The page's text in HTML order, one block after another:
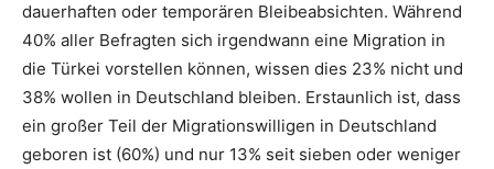
dauerhaften oder temporären Bleibeabsichten. Während
40% aller Befragten sich irgendwann eine Migration in
die Türkei vorstellen können, wissen dies 23% nicht und
38% wollen in Deutschland bleiben. Erstaunlich ist, dass
ein großer Teil der Migrationswilligen in Deutschland
geboren ist (60%) und nur 13% seit sieben oder weniger